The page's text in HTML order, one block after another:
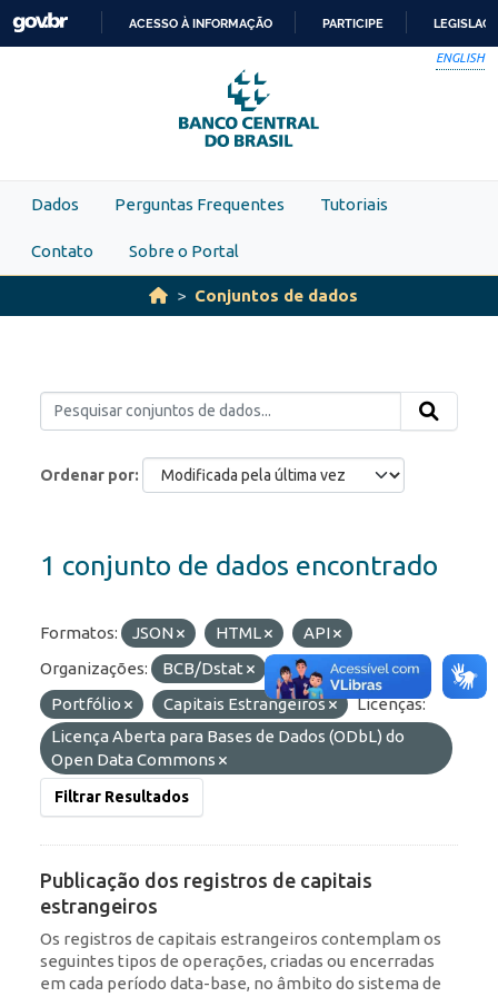
Skip to main content
PARA
O
CONTEÚDO
ACESSO À INFORMAÇÃO PARTICIPE
ENGLISH
Dados Perguntas Frequentes Tutoriais
Contato Sobre o Portal
Conjuntos de dados
Ordenar por
1 conjunto de dados encontrado
Formatos: JSON HTML
API
Organizações:
BCB/Dstat
Etiquetas:
Portfólio
Capitais Estrangeiros
Licenças:
Licença Aberta para Bases de Dados (ODbL) do
Open Data Commons
Filtrar Resultados
Publicação dos registros de capitais
estrangeiros
Os registros de capitais estrangeiros contemplam os
seguintes tipos de operações, criadas ou encerradas
em cada período data-base, no âmbito do sistema de